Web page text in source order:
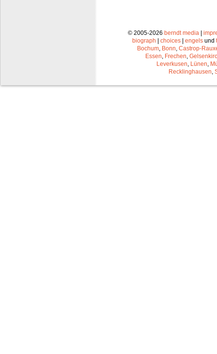
© 2005-2026 berndt media |
biograph | choices | engels und
Bochum Bonn Castrop-
Essen Frechen
Leverkusen Lünen
Recklinghausen